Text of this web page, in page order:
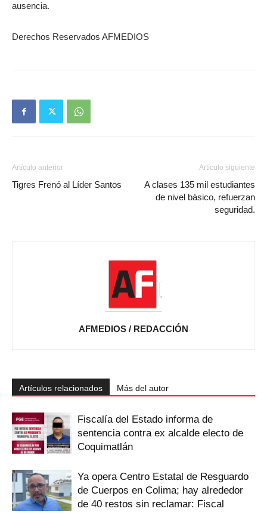
ausencia.
Derechos Reservados AFMEDIOS
Artículo anterior
Tigres Frenó al Líder Santos
Artículo siguiente
A clases 135 mil estudiantes
de nivel básico, refuerzan
seguridad.
AFMEDIOS / REDACCIÓN
Artículos relacionados Más del autor
Fiscalía del Estado informa de
sentencia contra ex alcalde electo de
Coquimatlán
Ya opera Centro Estatal de Resguardo
de Cuerpos en Colima; hay alrededor
de 40 restos sin reclamar: Fiscal